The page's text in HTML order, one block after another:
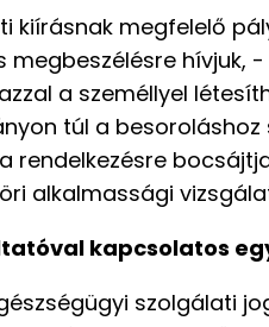
kiírásnak megfelelő
megbeszélésre hívjuk,
a személlyel
túl a besoroláshoz
rendelkezésre
alkalmassági
kapcsolatos
szolgálati